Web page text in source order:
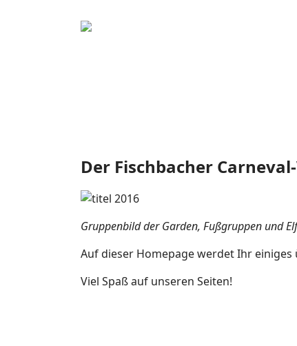
Der Fischbacher
Gruppenbild der Garden, Fußgruppen und
Auf dieser Homepage werdet Ihr
Viel Spaß auf unseren Seiten!